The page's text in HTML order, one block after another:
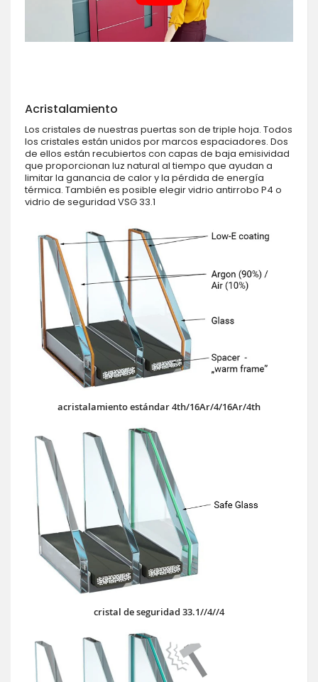
Acristalamiento
Los cristales de nuestras puertas son de triple hoja. Todos
los cristales están unidos por marcos espaciadores. Dos
de ellos están recubiertos con capas de baja emisividad
que proporcionan luz natural al tiempo que ayudan a
limitar la ganancia de calor y la pérdida de energía
térmica. También es posible elegir vidrio antirrobo P4 o
vidrio de seguridad VSG 33.1
acristalamiento estándar 4th/16Ar/4/16Ar/4th
cristal de seguridad 33.1//4//4